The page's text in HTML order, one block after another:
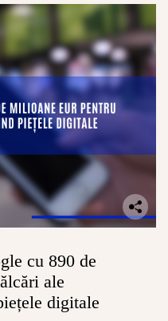
cu 890 de
ale
digitale